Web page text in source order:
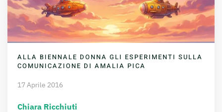
ALLA BIENNALE DONNA GLI ESPERIMENTI SULLA
COMUNICAZIONE DI AMALIA PICA
17 Aprile 2016
Chiara Ricchiuti